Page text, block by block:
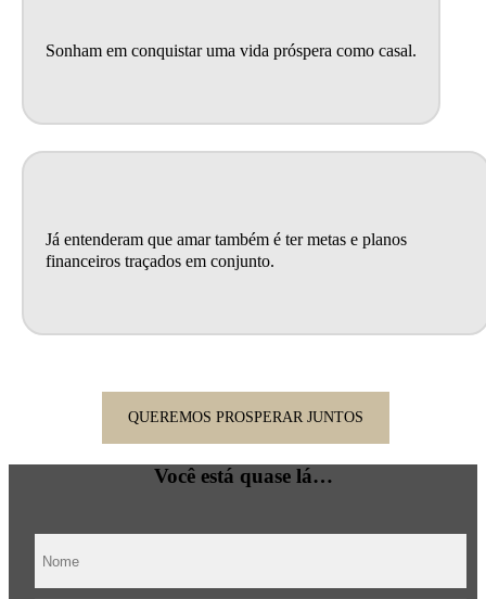
Sonham em conquistar uma vida próspera como casal.
Já entenderam que amar também é ter metas e planos
financeiros traçados em conjunto.
QUEREMOS PROSPERAR JUNTOS
Você está quase lá…